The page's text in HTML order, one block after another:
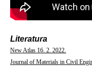
Literatura
New Atlas 16. 2. 2022.
Journal of Materials in Civil